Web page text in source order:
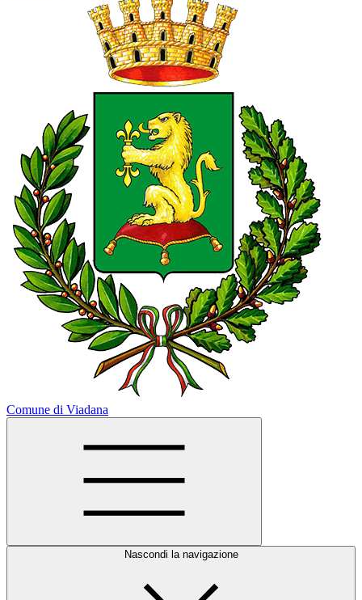
Comune di Viadana
Nascondi la navigazione